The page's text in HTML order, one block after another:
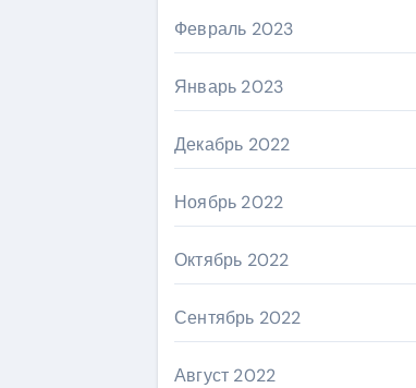
Февраль 2023
Январь 2023
Декабрь 2022
Ноябрь 2022
Октябрь 2022
Сентябрь 2022
Август 2022